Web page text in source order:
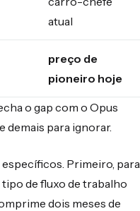
atual
preço de
pioneiro hoje
o gap com o Opus
demais para ignorar.
Primeiro, para
de fluxo de trabalho
dois meses de